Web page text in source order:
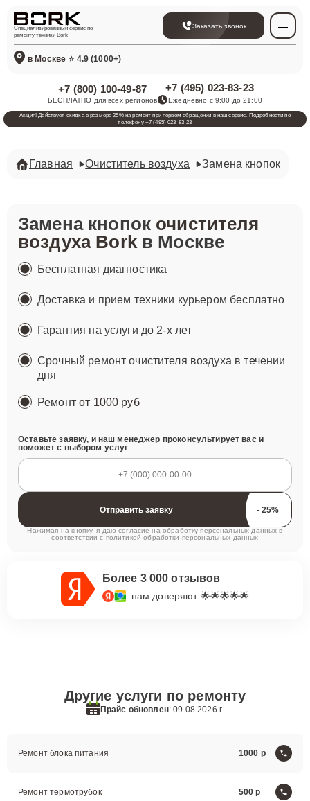
Специализированный сервис по
ремонту техники Bork
Заказать звонок
в Москве ⭐ 4.9 (1000+)
+7 (800) 100-49-87
БЕСПЛАТНО для всех регионов
+7 (495) 023-83-23
Ежедневно с 9:00 до 21:00
Акция! Действует скидка в размере 25% на ремонт при первом обращении в наш сервис. Подробности по
телефону +7 (495) 023-83-23
Главная Очиститель воздуха Замена кнопок
Замена кнопок очистителя
воздуха Borkв Москве
Бесплатная диагностика
Доставка и прием техники курьером бесплатно
Гарантия на услуги до 2-х лет
Срочный ремонт очистителя воздуха в течении
дня
Ремонтот 1000 руб
Оставьте заявку, и наш менеджер проконсультирует вас и
поможет с выбором услуг
Отправить заявку
Нажимая на кнопку, я даю согласие на обработку персональных данных в
соответствии с политикой обработки персональных данных
Более 3 000 отзывов
нам доверяют 🌟🌟🌟🌟🌟
Другие услуги по ремонту
Прайс обновлен: 09.08.2026 г.
Ремонт блока питания 1000
Ремонт термотрубок 500